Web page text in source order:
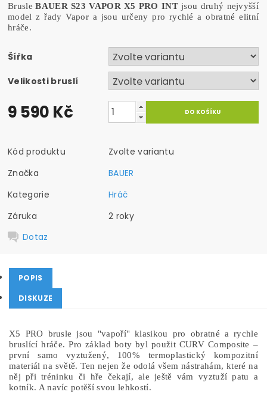
BrusleBAUER S23 VAPOR X5 PRO INT jsou druhý nejvyšší
model z řady Vapor a jsou určeny pro rychlé a obratné elitní
hráče.
Šířka
Velikosti bruslí
9 590 Kč
Kód produktu
Zvolte variantu
Značka
BAUER
Kategorie
Hráč
Záruka
2 roky
Dotaz
POPIS
DISKUZE
X5 PRO brusle jsou "vapoří" klasikou pro obratné a rychle
bruslící hráče. Pro základ boty byl použit CURV Composite –
první samo vyztužený, 100% termoplastický kompozitní
materiál na světě. Ten nejen že odolá všem nástrahám, které na
něj při tréninku či hře čekají, ale ještě vám vyztuží patu a
kotník. A navíc potěší svou lehkostí.